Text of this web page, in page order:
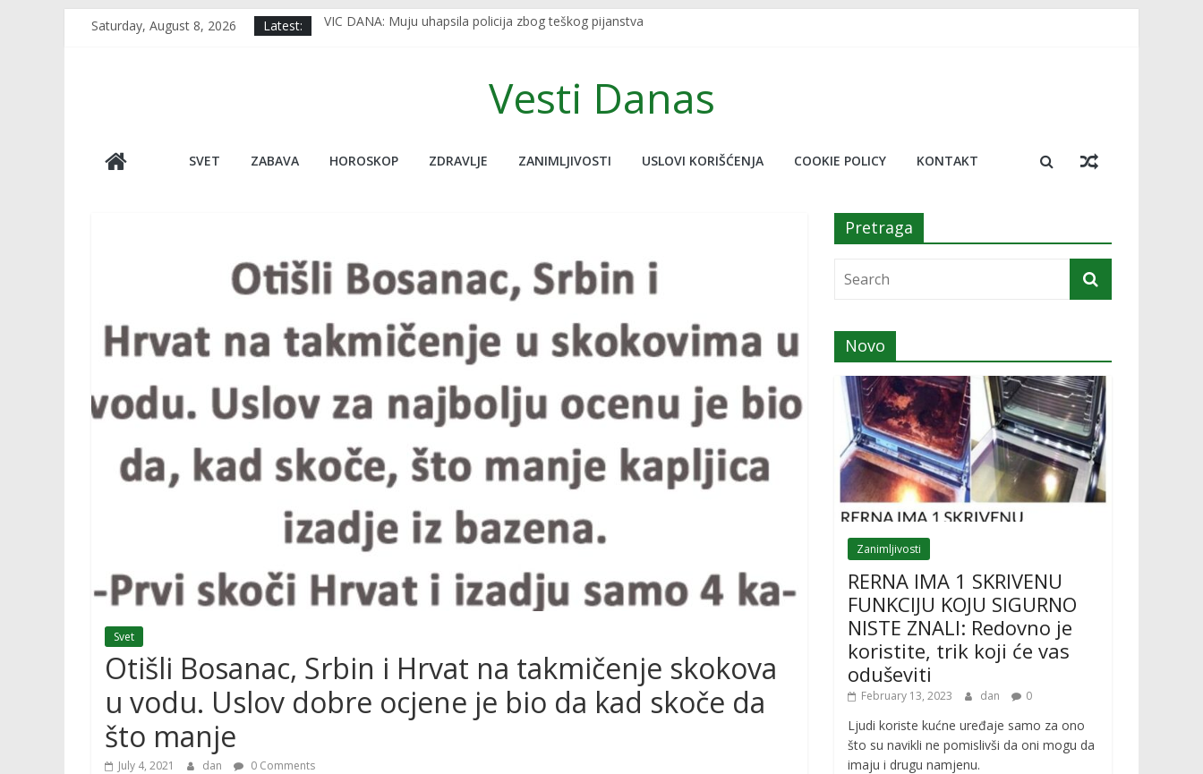
Saturday, August 8, 2026 Latest:
VIC DANA: Muju uhapsila policija zbog teškog pijanstva
VIDEO Usred javljanja uživo udario potres od 7.5, novinar jedva ostao na nogama￼
Japan, kao da nije na ovoj planeti, pogledajte ove neobične stvari koje nude, donosimo 20 najboljih￼
Vesti Danas
SVET ZABAVA HOROSKOP ZDRAVLJE ZANIMLJIVOSTI USLOVI KORIŠĆENJA COOKIE POLICY KONTAKT
Svet
Otišli Bosanac, Srbin i Hrvat na takmičenje skokova
u vodu. Uslov dobre ocjene je bio da kad skoče da
što manje
July 4, 2021 dan 0 Comments
Pretraga
Novo
Zanimljivosti
RERNA IMA 1 SKRIVENU
FUNKCIJU KOJU SIGURNO
NISTE ZNALI: Redovno je
koristite, trik koji će vas
oduševiti
February 13, 2023 dan 0
Ljudi koriste kućne uređaje samo za ono
što su navikli ne pomislivši da oni mogu da
imaju i drugu namjenu.